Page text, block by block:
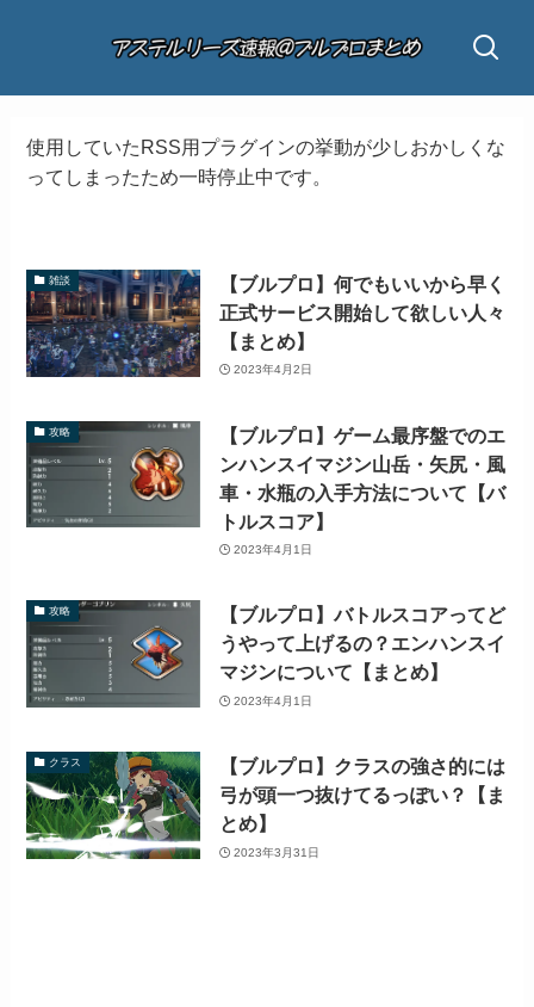
使用していたRSS用プラグインの挙動が少しおかしくな
ってしまったため一時停止中です。
雑談
【ブルプロ】何でもいいから早く
正式サービス開始して欲しい人々
【まとめ】
2023年4月2日
攻略
【ブルプロ】ゲーム最序盤でのエ
ンハンスイマジン山岳・矢尻・風
車・水瓶の入手方法について【バ
トルスコア】
2023年4月1日
攻略
【ブルプロ】バトルスコアってど
うやって上げるの？エンハンスイ
マジンについて【まとめ】
2023年4月1日
クラス
【ブルプロ】クラスの強さ的には
弓が頭一つ抜けてるっぽい？【ま
とめ】
2023年3月31日